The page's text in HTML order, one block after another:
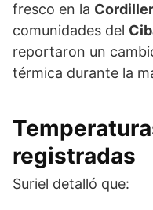
fresco en la
comunidades del
reportaron un
térmica durante la
registradas
Suriel detalló que: